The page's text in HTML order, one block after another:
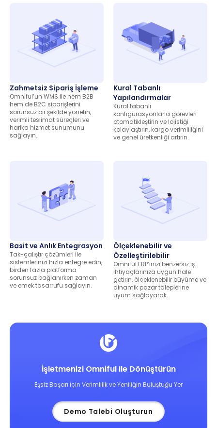
Zahmetsiz Sipariş İşleme
Omniful’un WMS ile hem B2B
hem de B2C siparişlerini
sorunsuz bir şekilde yönetin,
verimli teslimat süreçleri ve
harika hizmet sunumunu
sağlayın.
Kural Tabanlı
Yapılandırmalar
Kural tabanlı
konfigürasyonlarla görevleri
otomatikleştirin ve lojistiği
kolaylaştırın, kargo verimliliğini
ve genel üretkenliği artırın.
Basit ve Anlık Entegrasyon
Tak-çalıştır çözümleri ile
sistemlerinizi hızla entegre edin,
birden fazla platforma
sorunsuz bağlanırken zaman
ve emek tasarrufu sağlayın.
Ölçeklenebilir ve
Özelleştirilebilir
Omniful ERP’ınızı benzersiz iş
ihtiyaçlarınıza uygun hale
getirin, ölçeklenebilir büyüme ve
dinamik pazar taleplerine
uyum sağlayarak.
İşletmenizi Omniful Ile Dönüştürün
Eşsiz Başarı İçin Verimlilik ve Yeniliğin Buluştuğu Yer
Demo Talebi Oluşturun